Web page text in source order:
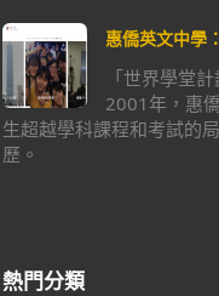
惠僑英文中學
「世界學堂
2001年，惠
生超越學科課程和考試的
歷。
熱門分類